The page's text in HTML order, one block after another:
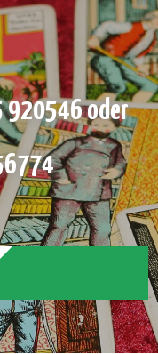
920546 oder